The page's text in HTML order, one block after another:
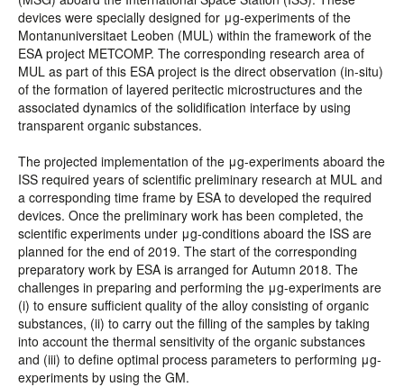
devices were specially designed for μg-experiments of the
Montanuniversitaet Leoben (MUL) within the framework of the
ESA project METCOMP. The corresponding research area of
MUL as part of this ESA project is the direct observation (in-situ)
of the formation of layered peritectic microstructures and the
associated dynamics of the solidification interface by using
transparent organic substances.
The projected implementation of the μg-experiments aboard the
ISS required years of scientific preliminary research at MUL and
a corresponding time frame by ESA to developed the required
devices. Once the preliminary work has been completed, the
scientific experiments under μg-conditions aboard the ISS are
planned for the end of 2019. The start of the corresponding
preparatory work by ESA is arranged for Autumn 2018. The
challenges in preparing and performing the μg-experiments are
(i) to ensure sufficient quality of the alloy consisting of organic
substances, (ii) to carry out the filling of the samples by taking
into account the thermal sensitivity of the organic substances
and (iii) to define optimal process parameters to performing μg-
experiments by using the GM.